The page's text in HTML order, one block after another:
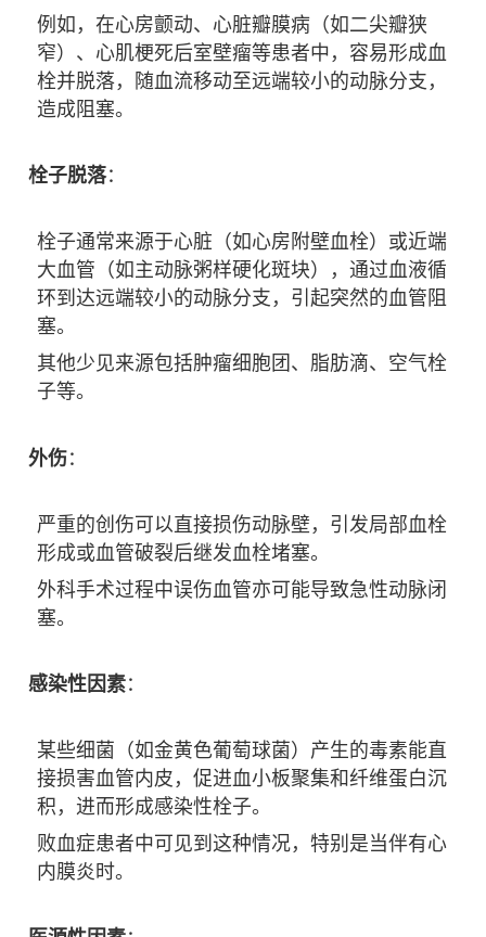
例如，在心房颤动、心脏瓣膜病（如二尖瓣狭
窄）、心肌梗死后室壁瘤等患者中，容易形成血
栓并脱落，随血流移动至远端较小的动脉分支，
造成阻塞。
栓子脱落：
栓子通常来源于心脏（如心房附壁血栓）或近端
大血管（如主动脉粥样硬化斑块），通过血液循
环到达远端较小的动脉分支，引起突然的血管阻
塞。
其他少见来源包括肿瘤细胞团、脂肪滴、空气栓
子等。
外伤：
严重的创伤可以直接损伤动脉壁，引发局部血栓
形成或血管破裂后继发血栓堵塞。
外科手术过程中误伤血管亦可能导致急性动脉闭
塞。
感染性因素：
某些细菌（如金黄色葡萄球菌）产生的毒素能直
接损害血管内皮，促进血小板聚集和纤维蛋白沉
积，进而形成感染性栓子。
败血症患者中可见到这种情况，特别是当伴有心
内膜炎时。